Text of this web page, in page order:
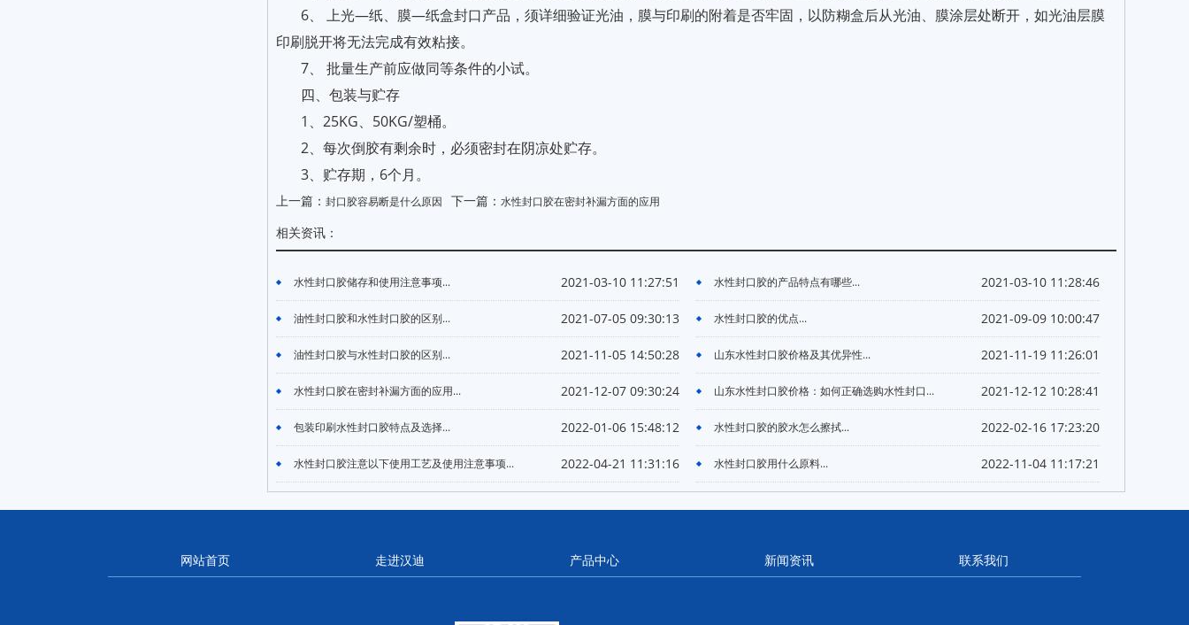
6、 上光—纸、膜—纸盒封口产品，须详细验证光油，膜与印刷的附着是否牢固，以防糊盒后从光油、膜涂层处断开，如光油层膜
印刷脱开将无法完成有效粘接。
7、 批量生产前应做同等条件的小试。
四、包装与贮存
1、25KG、50KG/塑桶。
2、每次倒胶有剩余时，必须密封在阴凉处贮存。
3、贮存期，6个月。
上一篇： 封口胶容易断是什么原因 下一篇： 水性封口胶在密封补漏方面的应用
相关资讯：
2021-03-10 11:27:51
水性封口胶储存和使用注意事项... 2021-03-10 11:28:46
水性封口胶的产品特点有哪些...
2021-07-05 09:30:13
油性封口胶和水性封口胶的区别... 2021-09-09 10:00:47
水性封口胶的优点...
2021-11-05 14:50:28
油性封口胶与水性封口胶的区别... 2021-11-19 11:26:01
山东水性封口胶价格及其优异性...
2021-12-07 09:30:24
水性封口胶在密封补漏方面的应用... 2021-12-12 10:28:41
山东水性封口胶价格：如何正确选购水性封口...
2022-01-06 15:48:12
包装印刷水性封口胶特点及选择... 2022-02-16 17:23:20
水性封口胶的胶水怎么擦拭...
2022-04-21 11:31:16
水性封口胶注意以下使用工艺及使用注意事项... 2022-11-04 11:17:21
水性封口胶用什么原料...
网站首页 走进汉迪 产品中心 新闻资讯 联系我们